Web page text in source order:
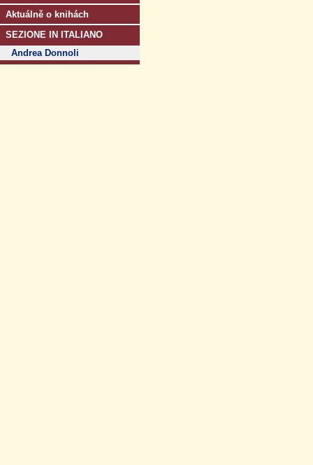
Aktuálně o knihách
SEZIONE IN ITALIANO
Andrea Donnoli